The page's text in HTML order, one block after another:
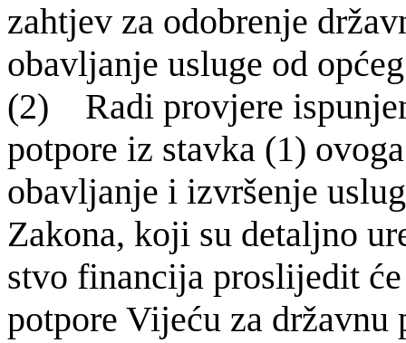
zahtjev za odobrenje
obavljanje usluge od
(2) Radi provjere
potpore iz stavka (1)
obavljanje i izvršenje
Zakona, koji su detaljno
stvo financija proslijedit
potpore Vijeću za